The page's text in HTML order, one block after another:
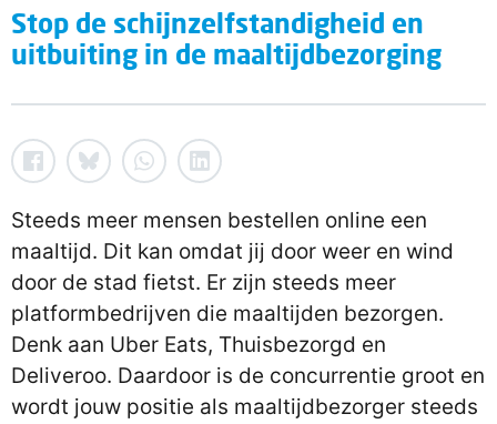
Stop de schijnzelfstandigheid en
uitbuiting in de maaltijdbezorging
Steeds meer mensen bestellen online een
maaltijd. Dit kan omdat jij door weer en wind
door de stad fietst. Er zijn steeds meer
platformbedrijven die maaltijden bezorgen.
Denk aan Uber Eats, Thuisbezorgd en
Deliveroo. Daardoor is de concurrentie groot en
wordt jouw positie als maaltijdbezorger steeds